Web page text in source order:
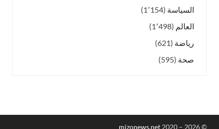
السياسة (1٬154)
العالم (1٬498)
رياضة (621)
صحة (595)
©
mizonews.net 2020 – 2026